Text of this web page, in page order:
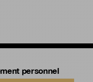
personnel